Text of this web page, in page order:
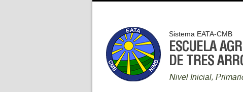
Sistema EATA-CMB
ESCUELA
DE TRES
Nivel Inicial,